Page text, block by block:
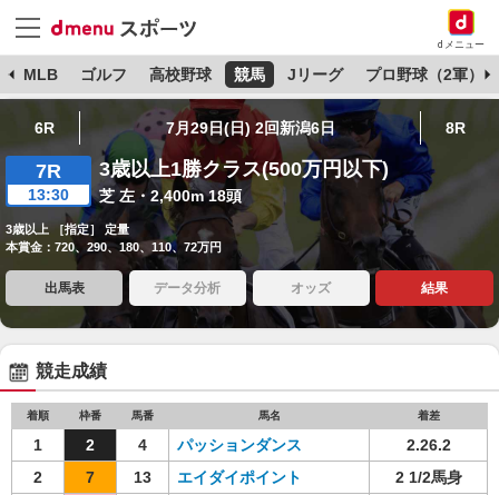
dメニュー
MLB ゴルフ 高校野球 競馬 Jリーグ プロ野球（2軍）
6R 7月29日(日) 2回新潟6日 8R
7R
13:30
3歳以上1勝クラス(500万円以下)
芝 左・2,400m 18頭
3歳以上 ［指定］ 定量
本賞金：720、290、180、110、72万円
出馬表 データ分析 オッズ 結果
競走成績
着順 枠番 馬番 馬名 着差
1 2 4 パッションダンス
2.26.2
2
7 13 エイダイポイント
2 1/2馬身